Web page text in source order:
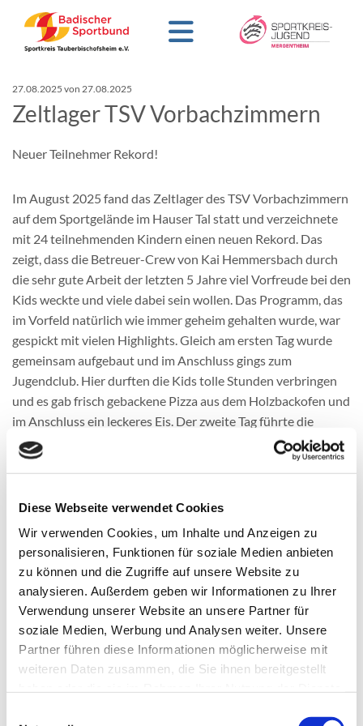
Diese Webseite verwendet Cookies
Wir verwenden Cookies, um Inhalte und Anzeigen zu
personalisieren, Funktionen für soziale Medien anbieten
zu können und die Zugriffe auf unsere Website zu
analysieren. Außerdem geben wir Informationen zu Ihrer
Verwendung unserer Website an unsere Partner für
soziale Medien, Werbung und Analysen weiter. Unsere
Partner führen diese Informationen möglicherweise mit
weiteren Daten zusammen, die Sie ihnen bereitgestellt
27.08.2025 von 27.08.2025
Zeltlager TSV Vorbachzimmern
Neuer Teilnehmer Rekord!
Im August 2025 fand das Zeltlager des TSV Vorbachzimmern
auf dem Sportgelände im Hauser Tal statt und verzeichnete
mit 24 teilnehmenden Kindern einen neuen Rekord. Das
zeigt, dass die Betreuer-Crew von Kai Hemmersbach durch
die sehr gute Arbeit der letzten 5 Jahre viel Vorfreude bei den
Kids weckte und viele dabei sein wollen. Das Programm, das
im Vorfeld natürlich wie immer geheim gehalten wurde, war
gespickt mit vielen Highlights. Gleich am ersten Tag wurde
gemeinsam aufgebaut und im Anschluss gings zum
Jugendclub. Hier durften die Kids tolle Stunden verbringen
und es gab frisch gebackene Pizza aus dem Holzbackofen und
im Anschluss ein leckeres Eis. Der zweite Tag führte die
Gruppe nach Bad Mergentheim, wo ein Besuch bei der
Polizei auf dem Programm stand. Die Kinder durften Fragen
Zum Mittagessen ging es ins Eiscafé Venezia, wo sich alle mit
abgerundet wurde – Popcorn inklusive. Abends musste man
dann das Gewitter mit einem Wolkenbruch überstehen, aber
durch einen guten Aufbau und fleißige Helfer im Hintergrund
stand die Entscheidung relativ schnell fest, man machte
natürlich weiter. Am dritten Tag kam das DRK zum Zeltplatz
und zeigte den Kindern, wie man Erste Hilfe leistet. Vom
Verband bis zur Herzdruckmassage an speziellen Puppen